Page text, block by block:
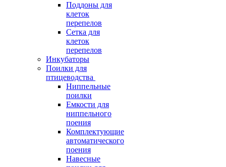
Поддоны для
клеток
перепелов
Сетка для
клеток
перепелов
Инкубаторы
Поилки для
птицеводства
Ниппельные
поилки
Емкости для
ниппельного
поения
Комплектующие
автоматического
поения
Навесные